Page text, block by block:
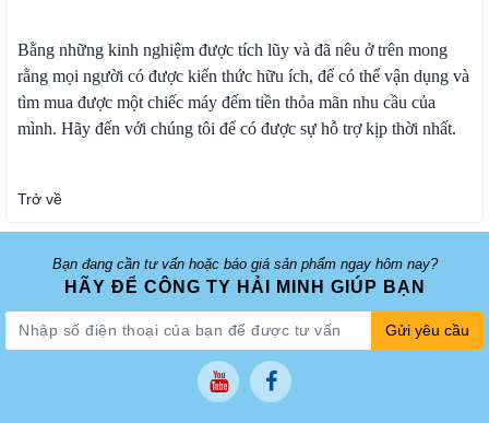
Bằng những kinh nghiệm được tích lũy và đã nêu ở trên mong
rằng mọi người có được kiến thức hữu ích, để có thể vận dụng và
tìm mua được một chiếc máy đếm tiền thỏa mãn nhu cầu của
mình. Hãy đến với chúng tôi để có được sự hỗ trợ kịp thời nhất.
Trở về
Bạn đang cần tư vấn hoặc báo giá sản phẩm ngay hôm nay?
HÃY ĐỂ CÔNG TY HẢI MINH GIÚP BẠN
Gửi yêu cầu